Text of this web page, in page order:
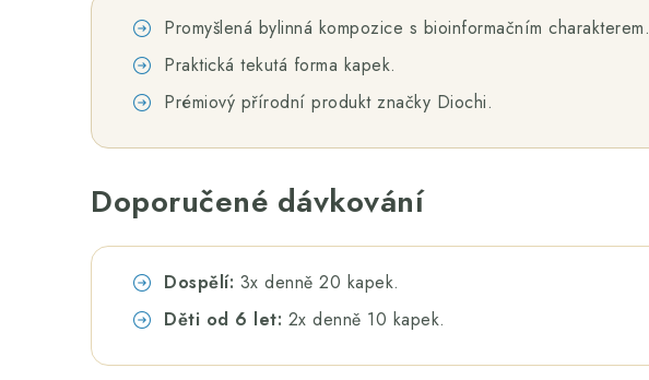
Promyšlená bylinná kompozice s bioinformačním charakterem.
Praktická tekutá forma kapek.
Prémiový přírodní produkt značky Diochi.
Doporučené dávkování
Dospělí: 3x denně 20 kapek.
Děti od 6 let: 2x denně 10 kapek.